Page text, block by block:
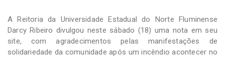
A Reitoria da Universidade Estadual do Norte Fluminense
Darcy Ribeiro divulgou neste sábado (18) uma nota em seu
site, com agradecimentos pelas manifestações de
solidariedade da comunidade após um incêndio acontecer no